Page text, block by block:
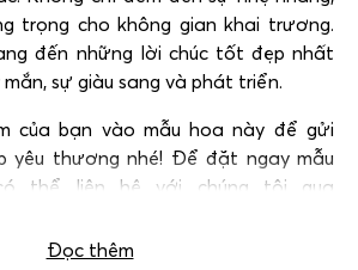
trọng cho không gian khai trương.
đến những lời chúc tốt đẹp nhất
sự giàu sang và phát triển.
của bạn vào mẫu hoa này để gửi
yêu thương nhé! Để đặt ngay mẫu
thể liên hệ với chúng tôi qua
Đọc thêm